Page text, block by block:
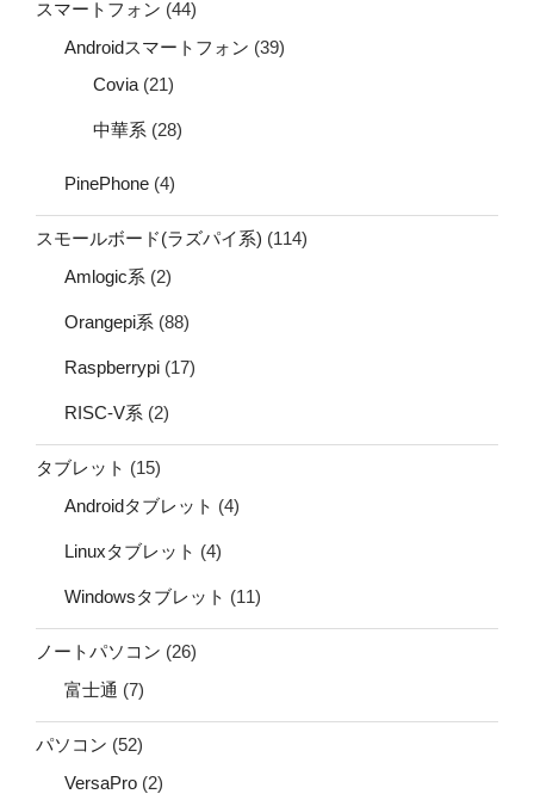
スマートフォン (44)
Androidスマートフォン (39)
Covia (21)
中華系 (28)
PinePhone (4)
スモールボード(ラズパイ系) (114)
Amlogic系 (2)
Orangepi系 (88)
Raspberrypi (17)
RISC-V系 (2)
タブレット (15)
Androidタブレット (4)
Linuxタブレット (4)
Windowsタブレット (11)
ノートパソコン (26)
富士通 (7)
パソコン (52)
VersaPro (2)